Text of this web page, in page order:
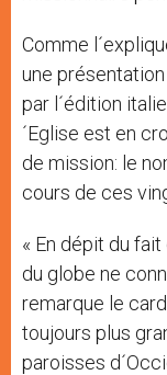
Comme
une
par l´édition
´Eglise est en
de mission: le
cours de ces
« En dépit du
du globe ne
remarque le
toujours plus
paroisses